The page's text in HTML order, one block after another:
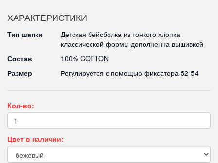
ХАРАКТЕРИСТИКИ
Тип шапки
Детская бейсболка из тонкого хлопка
классической формы дополненна вышивкой
Состав
100% COTTON
Размер
Регулируется с помощью фиксатора 52-54
Кол-во:
Цвет в наличии: